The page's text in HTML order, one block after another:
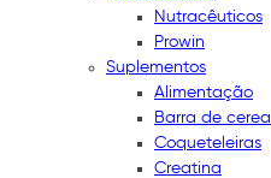
Nutracêuticos
Prowin
Suplementos
Alimentação
Barra de cereal
Coqueteleiras
Creatina